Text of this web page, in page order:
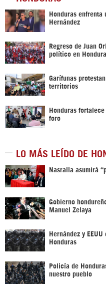
Honduras
Hernández
Regreso de Juan
político en
Garífunas
territorios
Honduras
foro
LO MÁS LEÍDO DE
Nasralla asumirá
Gobierno
Manuel Zelaya
Hernández y
Honduras
Policía de
nuestro pueblo